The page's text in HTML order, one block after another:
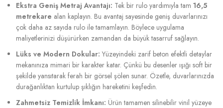
Ekstra Geniş Metraj Avantajı: Tek bir rulo yardımıyla tam 16,5
metrekare alan kaplayın. Bu avantaj sayesinde geniş duvarlarınızı
çok daha az sayıda rulo ile tamamlayın. Böylece uygulama
maliyetlerinizi düşürürken zamandan da büyük tasarruf sağlayın.
Lüks ve Modern Dokular: Yüzeyindeki zarif beton efektli detaylar
mekanınıza mimari bir karakter katar. Çünkü bu desenler ışığı soft bir
şekilde yansıtarak ferah bir görsel şölen sunar. Özetle, duvarlarınızda
durağanlıktan kurtulup şıklığın hareketini keşfedin.
Zahmetsiz Temizlik İmkanı: Ürün tamamen silinebilir vinil yüzeye